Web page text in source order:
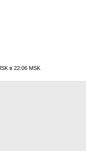
в 22:06 MSK